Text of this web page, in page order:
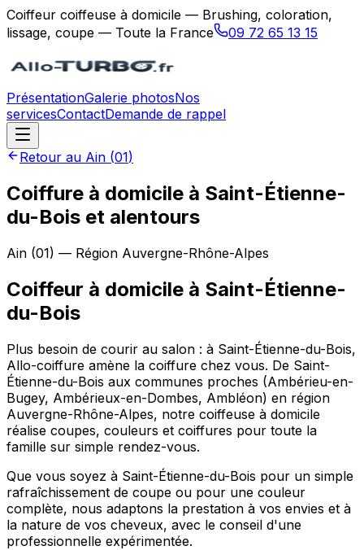
Coiffeur coiffeuse à domicile — Brushing, coloration,
lissage, coupe — Toute la France
09 72 65 13 15
PrésentationGalerie photosNos
servicesContactDemande de rappel
Retour au Ain (01)
Coiffure à domicile à Saint-Étienne-
du-Bois et alentours
Ain (01) — Région Auvergne-Rhône-Alpes
Coiffeur à domicile à Saint-Étienne-
du-Bois
Plus besoin de courir au salon : à Saint-Étienne-du-Bois,
Allo-coiffure amène la coiffure chez vous. De Saint-
Étienne-du-Bois aux communes proches (Ambérieu-en-
Bugey, Ambérieux-en-Dombes, Ambléon) en région
Auvergne-Rhône-Alpes, notre coiffeuse à domicile
réalise coupes, couleurs et coiffures pour toute la
famille sur simple rendez-vous.
Que vous soyez à Saint-Étienne-du-Bois pour un simple
rafraîchissement de coupe ou pour une couleur
complète, nous adaptons la prestation à vos envies et à
la nature de vos cheveux, avec le conseil d'une
professionnelle expérimentée.